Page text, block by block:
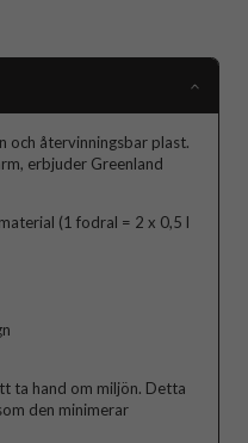
och återvinningsbar plast.
erbjuder Greenland
(1 fodral = 2 x 0,5 l
ta hand om miljön. Detta
den minimerar